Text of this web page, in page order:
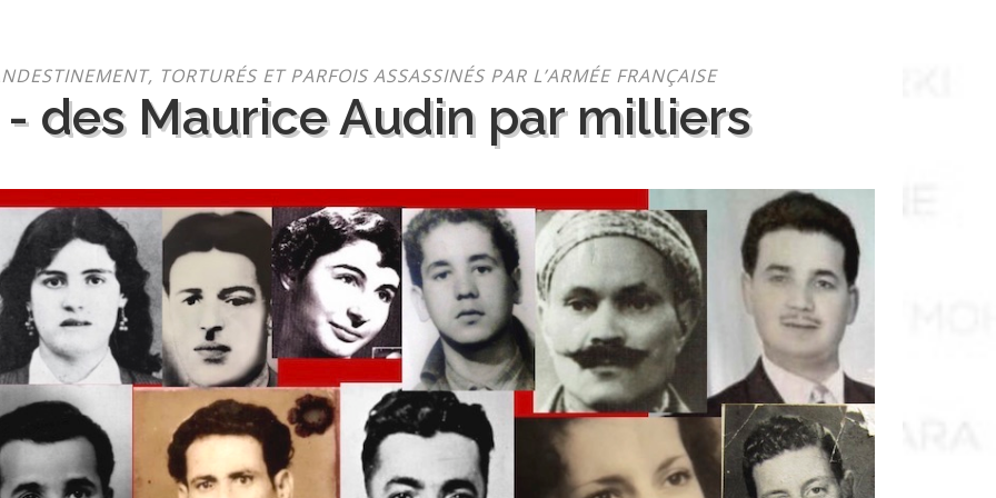
TORTURÉS ET PARFOIS ASSASSINÉS PAR L’ARMÉE FRANÇAISE
des Maurice Audin par milliers